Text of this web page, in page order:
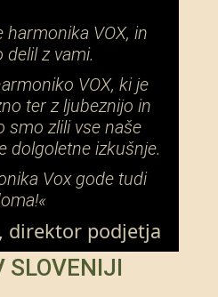
harmonika VOX, in
delil z vami.
VOX, ki je
ter z ljubeznijo in
smo zlili vse naše
dolgoletne izkušnje.
Vox gode tudi
direktor podjetja
SLOVENIJI